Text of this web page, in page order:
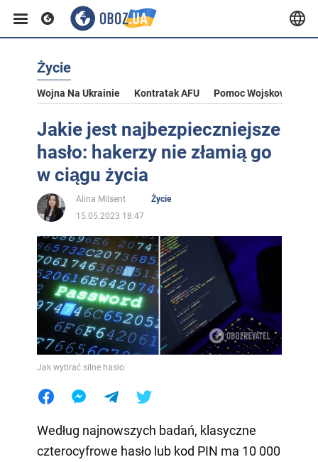
Życie
Wojna Na Ukrainie Kontratak AFU Pomoc Wojskowa Dla
Jakie jest najbezpieczniejsze
hasło: hakerzy nie złamią go
w ciągu życia
Alina Milsent
Życie
15.05.2023 18:47
Jak wybrać silne hasło
Według najnowszych badań, klasyczne
czterocyfrowe hasło lub kod PIN ma 10 000